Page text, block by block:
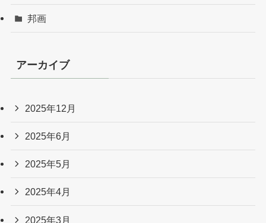
邦画
アーカイブ
2025年12月
2025年6月
2025年5月
2025年4月
2025年3月